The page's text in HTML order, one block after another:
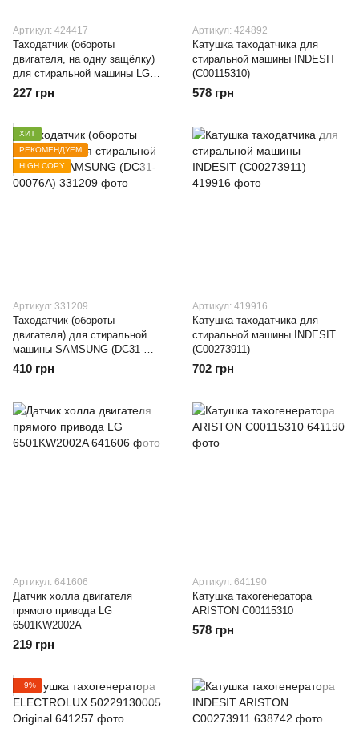
Артикул: 424417
Таходатчик (обороты
двигателя, на одну защёлку)
для стиральной машины LG
(6501KW2001A)
227 грн
Артикул: 424892
Катушка таходатчика для
стиральной машины INDESIT
(C00115310)
578 грн
ХИТ
РЕКОМЕНДУЕМ
HIGH COPY
Артикул: 331209
Таходатчик (обороты
двигателя) для стиральной
машины SAMSUNG (DC31-
00076A)
410 грн
Артикул: 419916
Катушка таходатчика для
стиральной машины INDESIT
(C00273911)
702 грн
Артикул: 641606
Датчик холла двигателя
прямого привода LG
6501KW2002A
219 грн
Артикул: 641190
Катушка тахогенератора
ARISTON C00115310
578 грн
−9%